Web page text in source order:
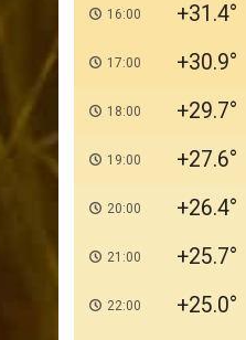
16:00 +31.4
17:00 +30.9
18:00 +29.7
19:00 +27.6
20:00 +26.4
21:00 +25.7
22:00 +25.0